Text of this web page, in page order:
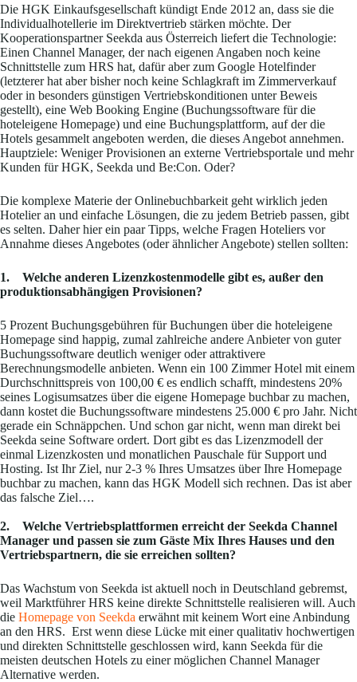
Die HGK Einkaufsgesellschaft kündigt Ende 2012 an, dass sie die
Individualhotellerie im Direktvertrieb stärken möchte. Der
Kooperationspartner Seekda aus Österreich liefert die Technologie:
Einen Channel Manager, der nach eigenen Angaben noch keine
Schnittstelle zum HRS hat, dafür aber zum Google Hotelfinder
(letzterer hat aber bisher noch keine Schlagkraft im Zimmerverkauf
oder in besonders günstigen Vertriebskonditionen unter Beweis
gestellt), eine Web Booking Engine (Buchungssoftware für die
hoteleigene Homepage) und eine Buchungsplattform, auf der die
Hotels gesammelt angeboten werden, die dieses Angebot annehmen.
Hauptziele: Weniger Provisionen an externe Vertriebsportale und mehr
Kunden für HGK, Seekda und Be:Con. Oder?
Die komplexe Materie der Onlinebuchbarkeit geht wirklich jeden
Hotelier an und einfache Lösungen, die zu jedem Betrieb passen, gibt
es selten. Daher hier ein paar Tipps, welche Fragen Hoteliers vor
Annahme dieses Angebotes (oder ähnlicher Angebote) stellen sollten:
1. Welche anderen Lizenzkostenmodelle gibt es, außer den
produktionsabhängigen Provisionen?
5 Prozent Buchungsgebühren für Buchungen über die hoteleigene
Homepage sind happig, zumal zahlreiche andere Anbieter von guter
Buchungssoftware deutlich weniger oder attraktivere
Berechnungsmodelle anbieten. Wenn ein 100 Zimmer Hotel mit einem
Durchschnittspreis von 100,00 € es endlich schafft, mindestens 20%
seines Logisumsatzes über die eigene Homepage buchbar zu machen,
dann kostet die Buchungssoftware mindestens 25.000 € pro Jahr. Nicht
gerade ein Schnäppchen. Und schon gar nicht, wenn man direkt bei
Seekda seine Software ordert. Dort gibt es das Lizenzmodell der
einmal Lizenzkosten und monatlichen Pauschale für Support und
Hosting. Ist Ihr Ziel, nur 2-3 % Ihres Umsatzes über Ihre Homepage
buchbar zu machen, kann das HGK Modell sich rechnen. Das ist aber
das falsche Ziel….
2. Welche Vertriebsplattformen erreicht der Seekda Channel
Manager und passen sie zum Gäste Mix Ihres Hauses und den
Vertriebspartnern, die sie erreichen sollten?
Das Wachstum von Seekda ist aktuell noch in Deutschland gebremst,
weil Marktführer HRS keine direkte Schnittstelle realisieren will. Auch
die Homepage von Seekda erwähnt mit keinem Wort eine Anbindung
an den HRS. Erst wenn diese Lücke mit einer qualitativ hochwertigen
und direkten Schnittstelle geschlossen wird, kann Seekda für die
meisten deutschen Hotels zu einer möglichen Channel Manager
Alternative werden.